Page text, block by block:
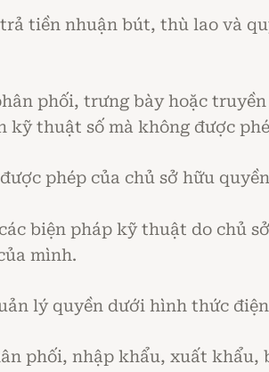
tiền nhuận bút, thù lao và
phối, trưng bày hoặc
thuật số mà không được
phép của chủ sở hữu
biện pháp kỹ thuật do chủ
mình.
lý quyền dưới hình thức
phối, nhập khẩu, xuất